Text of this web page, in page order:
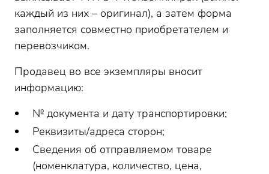
каждый из них – оригинал), а затем форма
заполняется совместно приобретателем и
перевозчиком.
Продавец во все экземпляры вносит
информацию:
№ документа и дату транспортировки;
Реквизиты/адреса сторон;
Сведения об отправляемом товаре
(номенклатура, количество, цена,